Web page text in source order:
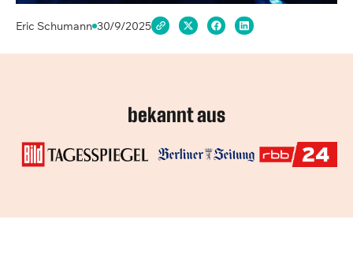
Eric Schumann 30/9/2025
bekannt aus